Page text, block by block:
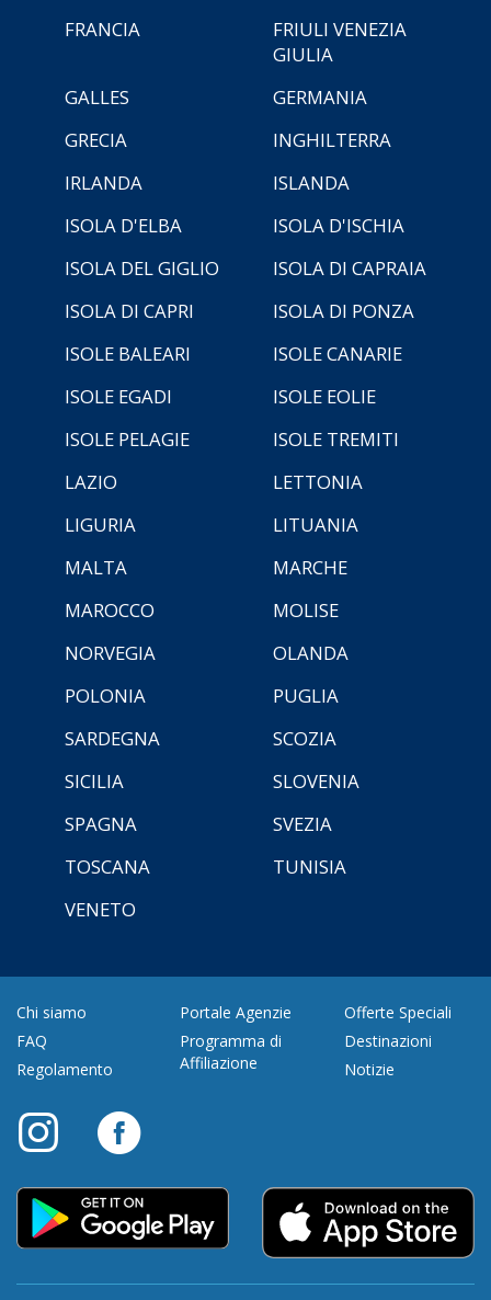
FRANCIA
FRIULI VENEZIA
GIULIA
GALLES
GERMANIA
GRECIA
INGHILTERRA
IRLANDA
ISLANDA
ISOLA D'ELBA
ISOLA D'ISCHIA
ISOLA DEL GIGLIO
ISOLA DI CAPRAIA
ISOLA DI CAPRI
ISOLA DI PONZA
ISOLE BALEARI
ISOLE CANARIE
ISOLE EGADI
ISOLE EOLIE
ISOLE PELAGIE
ISOLE TREMITI
LAZIO
LETTONIA
LIGURIA
LITUANIA
MALTA
MARCHE
MAROCCO
MOLISE
NORVEGIA
OLANDA
POLONIA
PUGLIA
SARDEGNA
SCOZIA
SICILIA
SLOVENIA
SPAGNA
SVEZIA
TOSCANA
TUNISIA
VENETO
Chi siamo
FAQ
Regolamento
Portale Agenzie
Programma di
Affiliazione
Offerte Speciali
Destinazioni
Notizie